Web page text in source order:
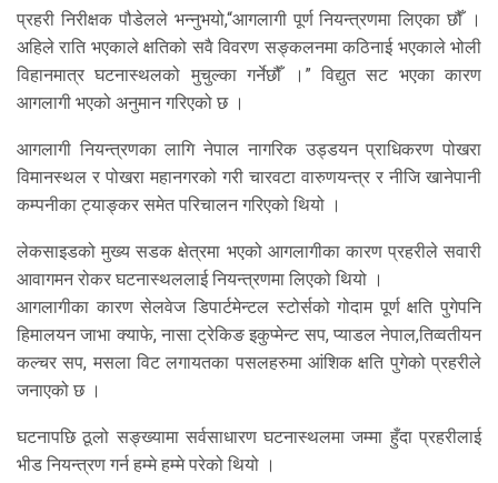
प्रहरी निरीक्षक पौडेलले भन्नुभयो,“आगलागी पूर्ण नियन्त्रणमा लिएका छौँ ।
अहिले राति भएकाले क्षतिको सवै विवरण सङ्कलनमा कठिनाई भएकाले भोली
विहानमात्र घटनास्थलको मुचुल्का गर्नेछौँ ।” विद्युत सट भएका कारण
आगलागी भएको अनुमान गरिएको छ ।
आगलागी नियन्त्रणका लागि नेपाल नागरिक उड्डयन प्राधिकरण पोखरा
विमानस्थल र पोखरा महानगरको गरी चारवटा वारुणयन्त्र र नीजि खानेपानी
कम्पनीका ट्याङ्कर समेत परिचालन गरिएको थियो ।
लेकसाइडको मुख्य सडक क्षेत्रमा भएको आगलागीका कारण प्रहरीले सवारी
आवागमन रोकर घटनास्थललाई नियन्त्रणमा लिएको थियो ।
आगलागीका कारण सेलवेज डिपार्टमेन्टल स्टोर्सको गोदाम पूर्ण क्षति पुगेपनि
हिमालयन जाभा क्याफे, नासा ट्रेकिङ इकुप्मेन्ट सप, प्याडल नेपाल,तिव्वतीयन
कल्चर सप, मसला विट लगायतका पसलहरुमा आंशिक क्षति पुगेको प्रहरीले
जनाएको छ ।
घटनापछि ठूलो सङ्ख्यामा सर्वसाधारण घटनास्थलमा जम्मा हुँदा प्रहरीलाई
भीड नियन्त्रण गर्न हम्मे हम्मे परेको थियो ।